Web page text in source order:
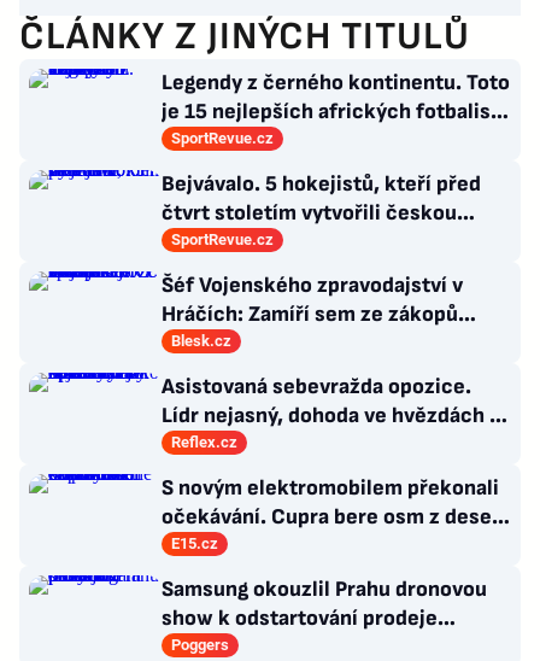
ČLÁNKY Z JINÝCH TITULŮ
Legendy z černého kontinentu. Toto
je 15 nejlepších afrických fotbalistů
všech dob
SportRevue.cz
Bejvávalo. 5 hokejistů, kteří před
čtvrt stoletím vytvořili českou
kolonii v Ottawě
SportRevue.cz
Šéf Vojenského zpravodajství v
Hráčích: Zamíří sem ze zákopů
desetitisíce Ukrajinců! Co s nimi?
Blesk.cz
Asistovaná sebevražda opozice.
Lídr nejasný, dohoda ve hvězdách a
Antibabiš by musel být jako Spider-
Reflex.cz
S novým elektromobilem překonali
očekávání. Cupra bere osm z deseti
zákazníků konkurenci
E15.cz
Samsung okouzlil Prahu dronovou
show k odstartování prodeje
nových produktů
Poggers